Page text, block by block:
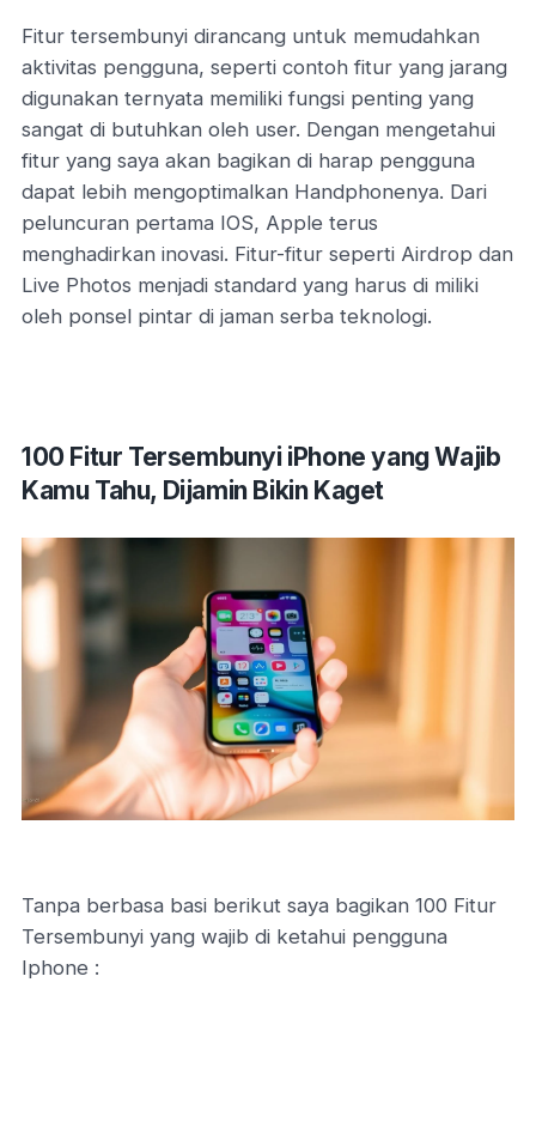
Fitur tersembunyi dirancang untuk memudahkan
aktivitas pengguna, seperti contoh fitur yang jarang
digunakan ternyata memiliki fungsi penting yang
sangat di butuhkan oleh user. Dengan mengetahui
fitur yang saya akan bagikan di harap pengguna
dapat lebih mengoptimalkan Handphonenya. Dari
peluncuran pertama IOS, Apple terus
menghadirkan inovasi. Fitur-fitur seperti Airdrop dan
Live Photos menjadi standard yang harus di miliki
oleh ponsel pintar di jaman serba teknologi.
100 Fitur Tersembunyi iPhone yang Wajib
Kamu Tahu, Dijamin Bikin Kaget
Tanpa berbasa basi berikut saya bagikan 100 Fitur
Tersembunyi yang wajib di ketahui pengguna
Iphone :